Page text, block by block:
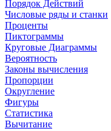
Порядок Действий
Числовые ряды и станки
Проценты
Пиктограммы
Круговые Диаграммы
Вероятность
Законы вычисления
Пропорции
Округление
Фигуры
Статистика
Вычитание